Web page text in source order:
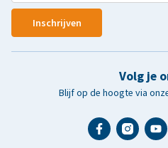
Inschrijven
Volg je
Blijf op de hoogte via